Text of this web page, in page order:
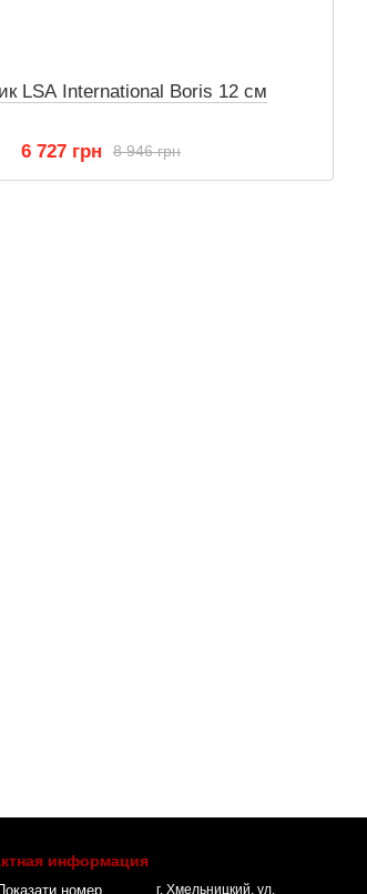
LSA International Boris 12 см
8 946 грн
6 727 грн
информация
номер г. Хмельницкий, ул.